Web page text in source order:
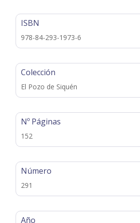
ISBN
978-84-293-1973-6
Colección
El Pozo de Siquén
Nº Páginas
152
Número
291
Año